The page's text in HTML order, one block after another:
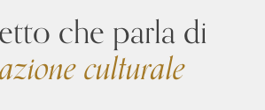
che parla di
culturale